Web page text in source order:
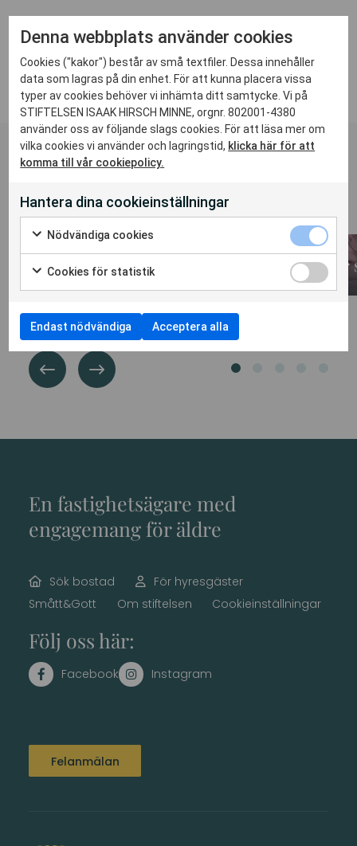
// Annette Bengtsson
Nya medarbetare på
SIHM
Nya medarbetare på SIHM 1 juni började Elin Fyr (leg.arbetstera...
Läs mer
Annika
Vår socionom, Annika Rosengren, har slutat sin tjänst
Läs mer
En fastighetsägare med
engagemang för äldre
Sök bostad
För hyresgäster
Smått&Gott
Om stiftelsen Cookieinställningar
Följ oss här:
Felanmälan
Denna webbplats använder cookies
Cookies ("kakor") består av små textfiler. Dessa innehåller
data som lagras på din enhet. För att kunna placera vissa
typer av cookies behöver vi inhämta ditt samtycke. Vi på
STIFTELSEN ISAAK HIRSCH MINNE, orgnr. 802001-4380
använder oss av följande slags cookies. För att läsa mer om
vilka cookies vi använder och lagringstid, klicka här för att
komma till vår cookiepolicy.
Hantera dina cookieinställningar
Nödvändiga cookies
Cookies för statistik
Endast nödvändiga Acceptera alla